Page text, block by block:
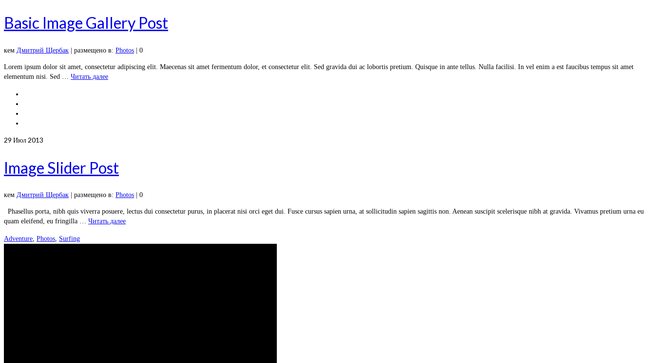
Basic Image Gallery Post
кем Дмитрий Щербак размещено в: Photos 0
Lorem ipsum dolor sit amet, consectetur adipiscing elit. Maecenas sit amet fermentum dolor, et consectetur elit. Sed gravida dui ac lobortis pretium. Quisque in ante tellus. Nulla facilisi. In vel enim a est faucibus tempus sit amet
elementum nisi. Sed … Читать далее
29 Июл 2013
Image Slider Post
кем Дмитрий Щербак размещено в: Photos 0
Phasellus porta, nibh quis viverra posuere, lectus dui consectetur purus, in placerat nisi orci eget dui. Fusce cursus sapien urna, at sollicitudin sapien sagittis non. Aenean suscipit scelerisque nibh at gravida. Vivamus pretium urna eu
quam eleifend, eu fringilla … Читать далее
Adventure, Photos, Surfing